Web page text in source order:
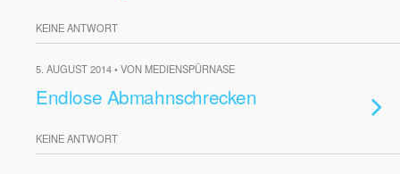
KEINE ANTWORT
5. AUGUST 2014 • VON MEDIENSPÜRNASE
Endlose Abmahnschrecken
KEINE ANTWORT